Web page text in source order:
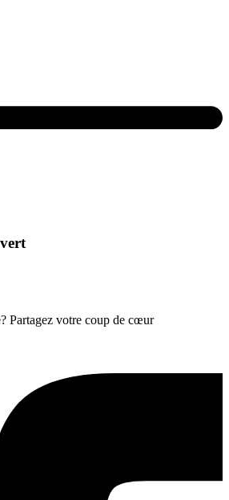
Partagez votre coup de cœur